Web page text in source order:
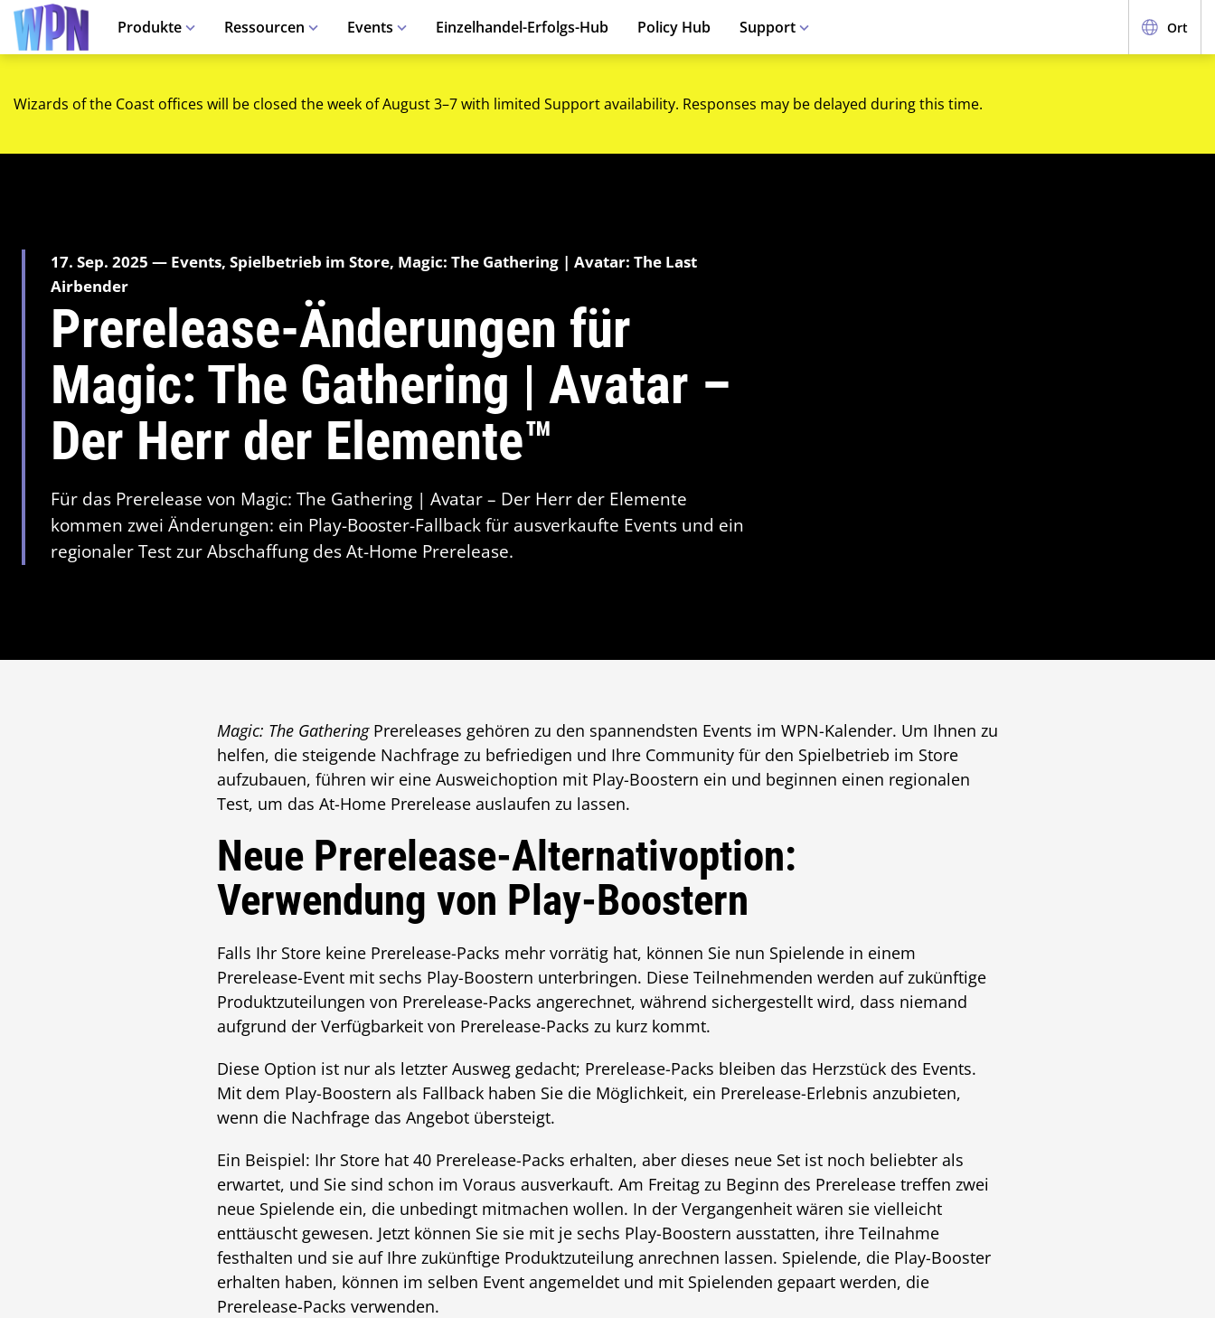
Produkte Ressourcen Events Einzelhandel-Erfolgs-Hub Policy Hub Support Ort
Wizards of the Coast offices will be closed the week of August 3–7 with limited Support availability. Responses may be delayed during this time.
17. Sep. 2025 — Events, Spielbetrieb im Store, Magic: The Gathering | Avatar: The Last
Airbender
Prerelease-Änderungen für
Magic: The Gathering | Avatar –
Der Herr der Elemente™
Für das Prerelease von Magic: The Gathering | Avatar – Der Herr der Elemente
kommen zwei Änderungen: ein Play-Booster-Fallback für ausverkaufte Events und ein
regionaler Test zur Abschaffung des At-Home Prerelease.
Magic: The GatheringPrereleases gehören zu den spannendsten Events im WPN-Kalender. Um Ihnen zu
helfen, die steigende Nachfrage zu befriedigen und Ihre Community für den Spielbetrieb im Store
aufzubauen, führen wir eine Ausweichoption mit Play-Boostern ein und beginnen einen regionalen
Test, um das At-Home Prerelease auslaufen zu lassen.
Neue Prerelease-Alternativoption:
Verwendung von Play-Boostern
Falls Ihr Store keine Prerelease-Packs mehr vorrätig hat, können Sie nun Spielende in einem
Prerelease-Event mit sechs Play-Boostern unterbringen. Diese Teilnehmenden werden auf zukünftige
Produktzuteilungen von Prerelease-Packs angerechnet, während sichergestellt wird, dass niemand
aufgrund der Verfügbarkeit von Prerelease-Packs zu kurz kommt.
Diese Option ist nur als letzter Ausweg gedacht; Prerelease-Packs bleiben das Herzstück des Events.
Mit dem Play-Boostern als Fallback haben Sie die Möglichkeit, ein Prerelease-Erlebnis anzubieten,
wenn die Nachfrage das Angebot übersteigt.
Ein Beispiel: Ihr Store hat 40 Prerelease-Packs erhalten, aber dieses neue Set ist noch beliebter als
erwartet, und Sie sind schon im Voraus ausverkauft. Am Freitag zu Beginn des Prerelease treffen zwei
neue Spielende ein, die unbedingt mitmachen wollen. In der Vergangenheit wären sie vielleicht
enttäuscht gewesen. Jetzt können Sie sie mit je sechs Play-Boostern ausstatten, ihre Teilnahme
festhalten und sie auf Ihre zukünftige Produktzuteilung anrechnen lassen. Spielende, die Play-Booster
erhalten haben, können im selben Event angemeldet und mit Spielenden gepaart werden, die
Prerelease-Packs verwenden.